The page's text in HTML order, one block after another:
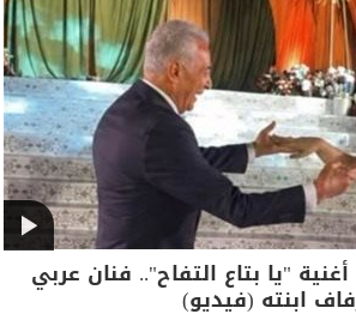
"يا بتاع التفاح".. فنان عربي
ابنته (فيديو)